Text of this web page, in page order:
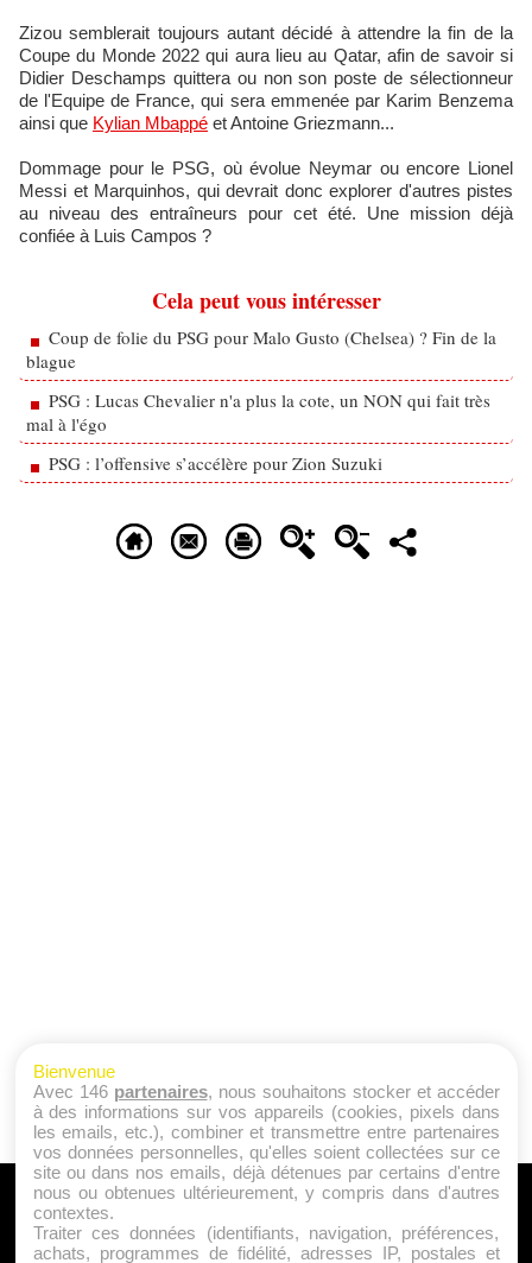
Zizou semblerait toujours autant décidé à attendre la fin de la
Coupe du Monde 2022 qui aura lieu au Qatar, afin de savoir si
Didier Deschamps quittera ou non son poste de sélectionneur
de l'Equipe de France, qui sera emmenée par Karim Benzema
ainsi que Kylian Mbappé et Antoine Griezmann...
Dommage pour le PSG, où évolue Neymar ou encore Lionel
Messi et Marquinhos, qui devrait donc explorer d'autres pistes
au niveau des entraîneurs pour cet été. Une mission déjà
confiée à Luis Campos ?
Cela peut vous intéresser
Coup de folie du PSG pour Malo Gusto (Chelsea) ? Fin de la
blague
PSG : Lucas Chevalier n'a plus la cote, un NON qui fait très
mal à l'égo
PSG : l’offensive s’accélère pour Zion Suzuki
A PROPOS
Qui sommes nous ?
Bienvenue
Avec 146 partenaires, nous souhaitons stocker et accéder
à des informations sur vos appareils (cookies, pixels dans
les emails, etc.), combiner et transmettre entre partenaires
vos données personnelles, qu'elles soient collectées sur ce
site ou dans nos emails, déjà détenues par certains d'entre
nous ou obtenues ultérieurement, y compris dans d'autres
contextes.
Traiter ces données (identifiants, navigation, préférences,
achats, programmes de fidélité, adresses IP, postales et